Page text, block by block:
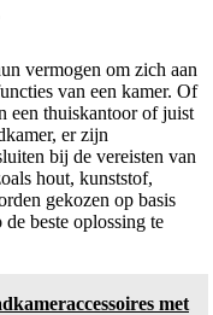
vermogen om zich aan
van een kamer. Of
een thuiskantoor of juist
er zijn
bij de vereisten van
hout, kunststof,
gekozen op basis
beste oplossing te
met